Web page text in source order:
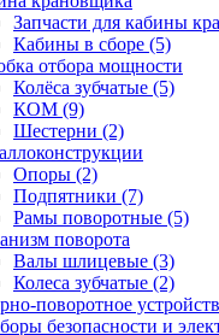
Запчасти для кабины
Кабины в сборе (5)
отбора мощности
Колёса зубчатые (5)
КОМ (9)
Шестерни (2)
Опоры (2)
Подпятники (7)
Рамы поворотные (5)
поворота
Валы шлицевые (3)
Колеса зубчатые (2)
поворотное
безопасности и